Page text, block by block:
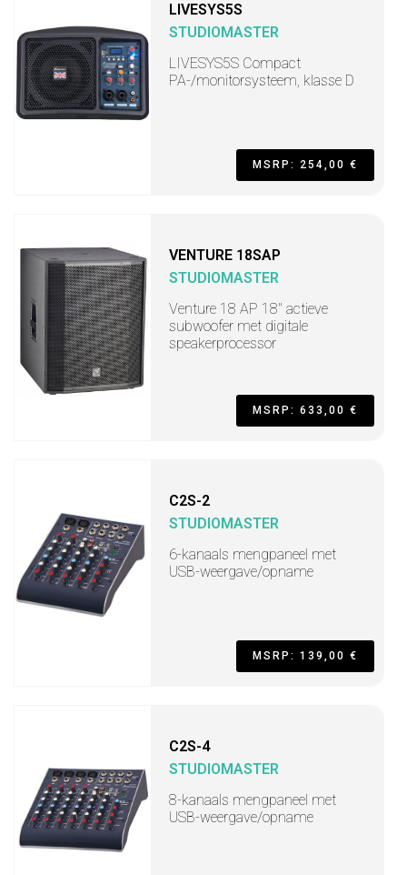
LIVESYS5S
STUDIOMASTER
LIVESYS5S Compact
PA-/monitorsysteem, klasse D
MSRP: 254,00 €
VENTURE 18SAP
STUDIOMASTER
Venture 18 AP 18" actieve
subwoofer met digitale
speakerprocessor
MSRP: 633,00 €
C2S-2
STUDIOMASTER
6-kanaals mengpaneel met
USB-weergave/opname
MSRP: 139,00 €
C2S-4
STUDIOMASTER
8-kanaals mengpaneel met
USB-weergave/opname